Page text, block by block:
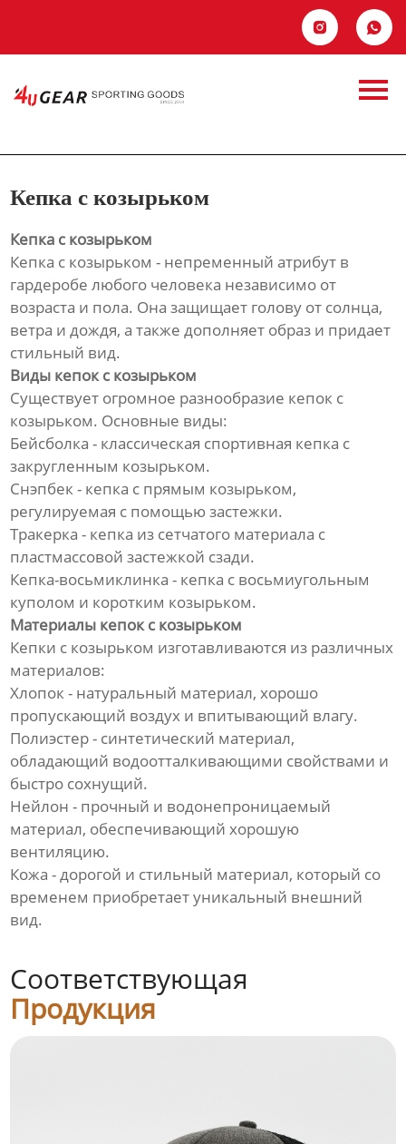
 
Контакты
Кепка с козырьком
Кепка с козырьком
Кепка с козырьком
Кепка с козырьком - непременный атрибут в
гардеробе любого человека независимо от
возраста и пола. Она защищает голову от солнца,
ветра и дождя, а также дополняет образ и придает
стильный вид.
Виды кепок с козырьком
Существует огромное разнообразие кепок с
козырьком. Основные виды:
Бейсболка - классическая спортивная кепка с
закругленным козырьком.
Снэпбек - кепка с прямым козырьком,
регулируемая с помощью застежки.
Тракерка - кепка из сетчатого материала с
пластмассовой застежкой сзади.
Кепка-восьмиклинка - кепка с восьмиугольным
куполом и коротким козырьком.
Материалы кепок с козырьком
Кепки с козырьком изготавливаются из различных
материалов:
Хлопок - натуральный материал, хорошо
пропускающий воздух и впитывающий влагу.
Полиэстер - синтетический материал,
обладающий водоотталкивающими свойствами и
быстро сохнущий.
Нейлон - прочный и водонепроницаемый
материал, обеспечивающий хорошую
вентиляцию.
Кожа - дорогой и стильный материал, который со
временем приобретает уникальный внешний
вид.
Соответствующая
Продукция